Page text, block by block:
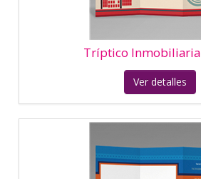
Ver detalles
Tríptico Restaurante Italiano